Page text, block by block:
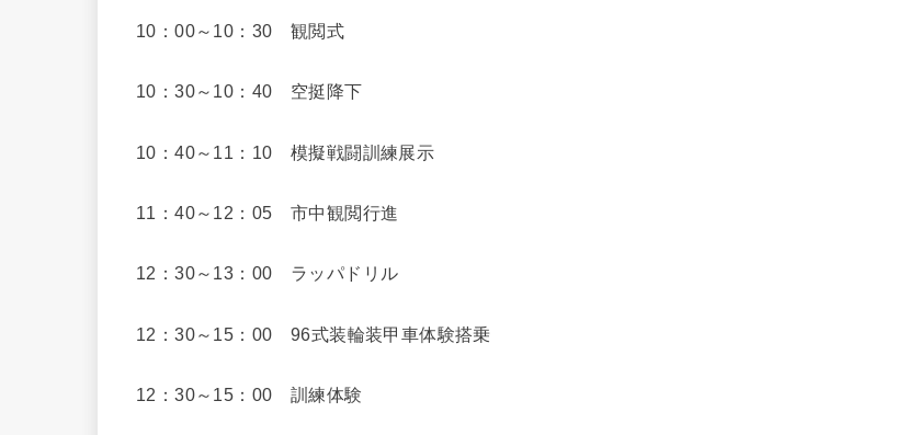
10：00～10：30 観閲式
10：30～10：40 空挺降下
10：40～11：10 模擬戦闘訓練展示
11：40～12：05 市中観閲行進
12：30～13：00 ラッパドリル
12：30～15：00 96式装輪装甲車体験搭乗
12：30～15：00 訓練体験